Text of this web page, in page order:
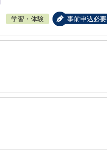
学習・体験 事前申込必要